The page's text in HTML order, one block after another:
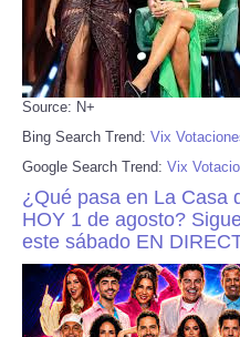
Source: N+
Bing Search Trend: Vix
Google Search Trend: Vix
¿Qué pasa en La Casa
HOY 1 de agosto?
este sábado EN